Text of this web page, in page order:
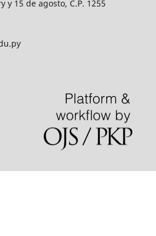
y 15 de agosto, C.P. 1255